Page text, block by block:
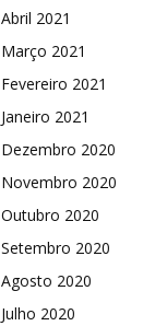
Abril 2021
Março 2021
Fevereiro 2021
Janeiro 2021
Dezembro 2020
Novembro 2020
Outubro 2020
Setembro 2020
Agosto 2020
Julho 2020